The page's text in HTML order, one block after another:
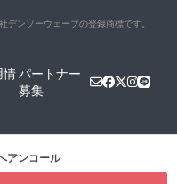
デンソーウェーブの登録商標です。
情パートナー
募集
アンコール